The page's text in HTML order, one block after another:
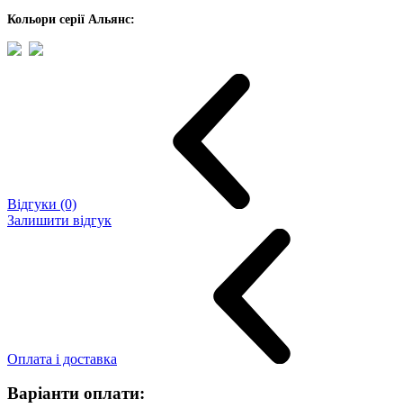
Кольори серії Альянс:
Відгуки (0)
Залишити відгук
Оплата і доставка
Варіанти оплати: